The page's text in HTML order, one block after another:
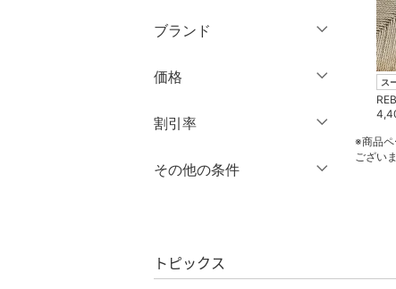
ワンピース・ドレス
スカート
オールインワン・オーバ
ーオール
シューズ・靴
靴下・レッグウェア
M
XL
クリア
ブランド
価格
絞り込み
割引率
％OFF～ ％OFF
その他の条件
クリア 絞り込み
ス
※商品ペ
ござい
トピックス